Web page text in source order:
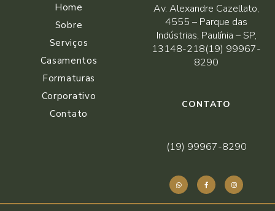
Home
Sobre
Serviços
Casamentos
Formaturas
Corporativo
Contato
Av. Alexandre Cazellato,
4555 – Parque das
Indústrias, Paulínia – SP,
13148-218(19) 99967-
8290
CONTATO
(19) 99967-8290